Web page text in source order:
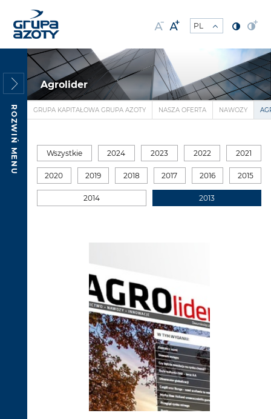
ROZWIŃ MENU
Agrolider
GRUPA KAPITAŁOWA GRUPA AZOTY NASZA OFERTA NAWOZY
Wszystkie 2024 2023 2022 2021
2020 2019 2018 2017 2016 2015
2014 2013